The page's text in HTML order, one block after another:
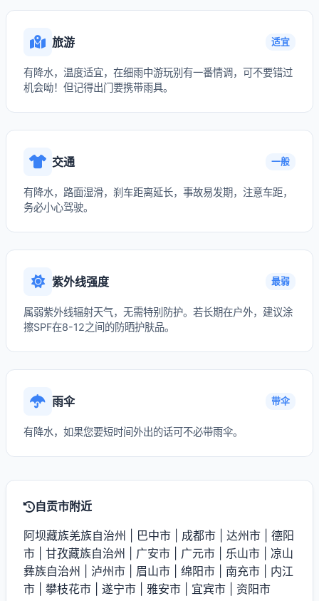
旅游 适宜
有降水，温度适宜，在细雨中游玩别有一番情调，可不要错过
机会呦！但记得出门要携带雨具。
交通 一般
有降水，路面湿滑，刹车距离延长，事故易发期，注意车距，
务必小心驾驶。
紫外线强度 最弱
属弱紫外线辐射天气，无需特别防护。若长期在户外，建议涂
擦SPF在8-12之间的防晒护肤品。
雨伞 带伞
有降水，如果您要短时间外出的话可不必带雨伞。
自贡市附近
阿坝藏族羌族自治州 巴中市 成都市 达州市
德阳
市
甘孜藏族自治州 广安市 广元市 乐山市
凉山
彝族自治州
泸州市 眉山市 绵阳市 南充市
内江
市
攀枝花市 遂宁市 雅安市 宜宾市 资阳市